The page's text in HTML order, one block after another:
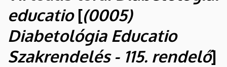
KÖZPONT
educatio[(0005)
Diabetológia Educatio
Szakrendelés - 115. rendelő]